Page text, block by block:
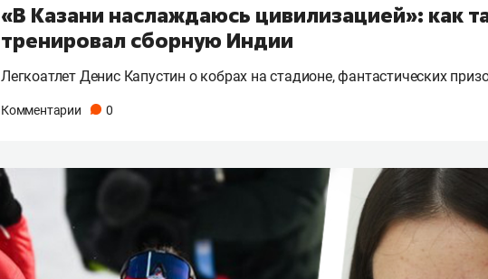
«В Казани наслаждаюсь цивилизацией»: как
тренировал сборную Индии
Легкоатлет Денис Капустин о кобрах на стадионе, фантастических
Комментарии 0